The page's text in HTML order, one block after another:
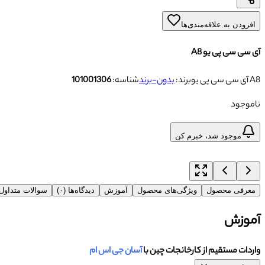
افزودن به علاقه‌مندی‌ها
آی سی سی پی یو A8
آی سی سی پی یو A8
برند:بدون-برندشناسه:101001306
ناموجود
موجود شد، خبرم کن
معرفی محصول ویژگی‌های محصول آموزش دیدگاه‌ها (۰) سوالات
آموزش
واردات مستقیم از کارخانجات چین باآسان جی اس ام